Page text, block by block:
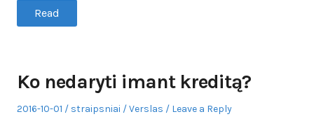
Read
Ko nedaryti imant kreditą?
Posted
2016-10-01 Author
straipsniai
Posted
Verslas Leave a Reply